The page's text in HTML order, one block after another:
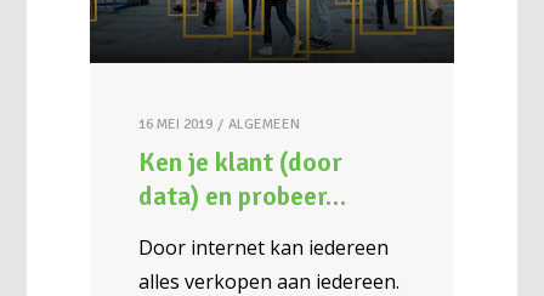
16 MEI 2019 ALGEMEEN
Ken je klant (door
data) en probeer…
Door internet kan iedereen
alles verkopen aan iedereen.